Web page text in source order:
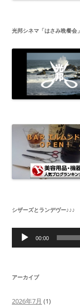
光邦シネマ「はさみ晩餐会」
シザーズとランデヴー♪♪♪
音
00:00
アーカイブ
2026年7月 (1)